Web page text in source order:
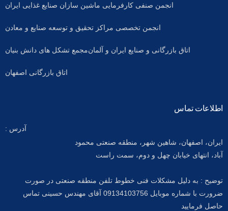
انجمن صنفی کارفرمایی ماشین سازان صنایع غذایی ایران
انجمن تخصصی مراکز تحقیق و توسعه صنایع و معادن
مجمع تشکل های دانش بنیاناتاق بازرگانی و صنایع ایران و آلمان
اتاق بازرگانی اصفهان
اطلاعات تماس
آدرس :
ایران، اصفهان، شاهین شهر، منطقه صنعتی محمود
آباد، انتهای خیابان چهل و دوم، سمت راست
توضیح : به دلیل مشکلات فنی خطوط تلفن منطقه صنعتی در صورت
ضرورت با شماره موبایل 09134103756 آقای مهندس حسینی تماس
حاصل فرمایید